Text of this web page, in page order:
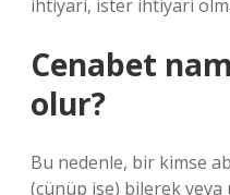
ihtiyari, ister ihtiyari
Cenabet
olur?
Bu nedenle, bir kimse
(cünüp ise) bilerek